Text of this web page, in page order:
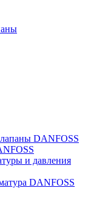
DANFOSS
и давления
DANFOSS